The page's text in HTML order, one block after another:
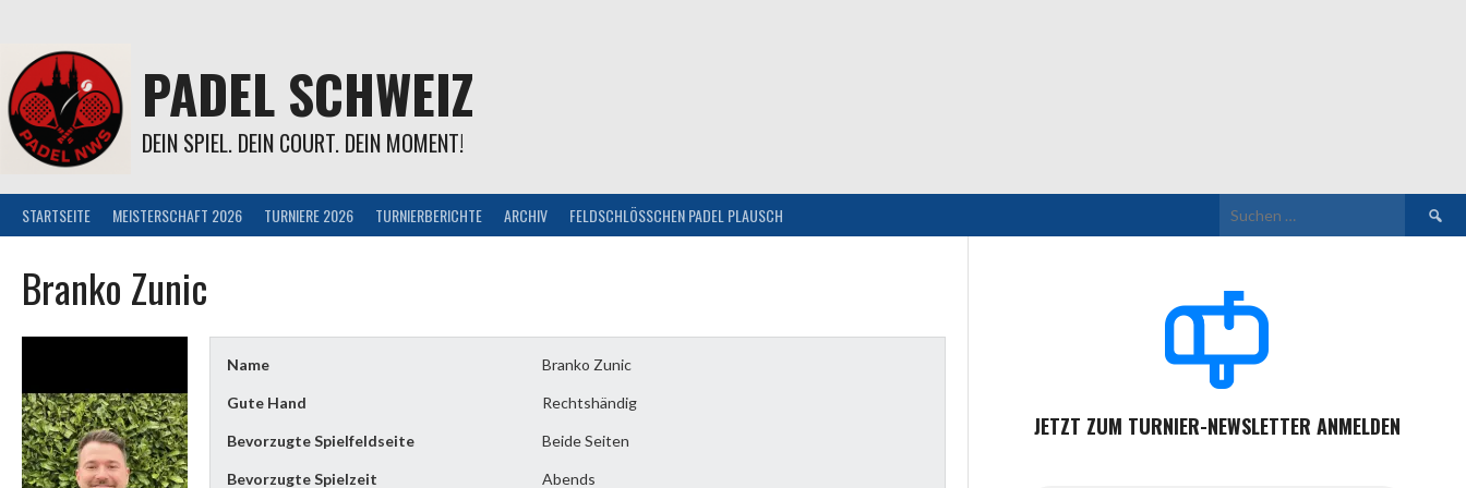
Inhalt
PADEL SCHWEIZ
DEIN SPIEL. DEIN COURT. DEIN MOMENT!
STARTSEITE MEISTERSCHAFT 2026 TURNIERE 2026 TURNIERBERICHTE ARCHIV FELDSCHLÖSSCHEN PADEL PLAUSCH
Suchen
nach:
Branko Zunic
Name Branko Zunic
Gute Hand Rechtshändig
Bevorzugte Spielfeldseite Beide Seiten
Bevorzugte Spielzeit Abends
JETZT ZUM TURNIER-NEWSLETTER ANMELDEN